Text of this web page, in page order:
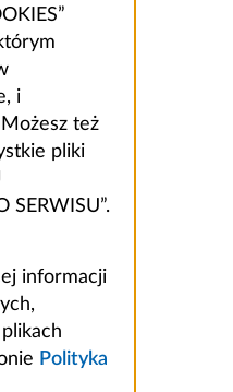
i
też
pliki
SERWISU”.
informacji
Polityka